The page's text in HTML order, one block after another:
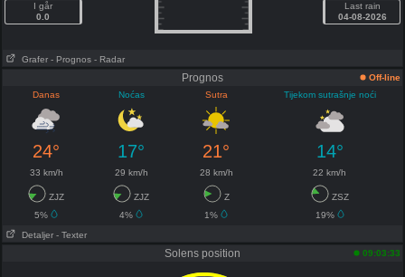
I går
0.0
Last rain
04-08-2026
Grafer - Prognos - Radar
Prognos
Off-line
Danas
Noćas Sutra Tijekom sutrašnje noći
24° 17° 21° 14°
33 km/h 29 km/h 28 km/h 22 km/h
ZJZ ZJZ Z
ZSZ
5%
4% 1%
19%
Detaljer - Texter
Solens position 09:03:33